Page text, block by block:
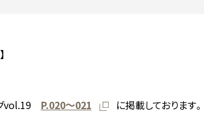
vol.19 P.020〜021 に掲載しております。